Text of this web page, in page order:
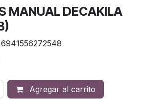
MANUAL DECAKILA
6941556272548
Agregar al carrito